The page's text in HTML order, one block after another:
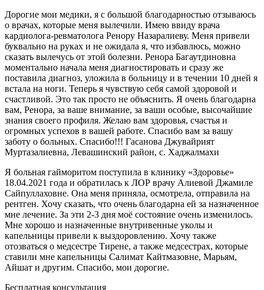
Дорогие мои медики, я с большой благодарностью отзываюсь
о врачах, которые меня вылечили. Имею ввиду врача
кардиолога-ревматолога Ренору Назаралиеву. Меня привели
буквально на руках и не ожидала я, что избавлюсь, можно
сказать вылечусь от этой болезни. Ренора Багаутдиновна
моментально начала меня диагностировать и сразу же
поставила диагноз, уложила в больницу и в течении 10 дней я
встала на ноги. Теперь я чувствую себя самой здоровой и
счастливой. Это так просто не объяснить. Я очень благодарна
вам, Ренора, за ваше внимание, за ваши особые, высочайшие
знания своего профиля. Желаю вам здоровья, счастья и
огромных успехов в вашей работе. Спасибо вам за вашу
заботу о больных. Спасибо!!! Гасанова Джувайрият
Муртазалиевна, Левашинский район, с. Хаджалмахи
Я больная гайморитом поступила в клинику «Здоровье»
18.04.2021 года и обратилась к ЛОР врачу Алиевой Джамиле
Сайпуллаховне. Она меня приняла, осмотрела, отправила на
рентген. Хочу сказать, что очень благодарна ей за назначенное
мне лечение. За эти 2-3 дня моё состояние очень изменилось.
Мне хорошо и назначенные внутривенные уколы и
капельницы привели к выздоровлению. Хочу также
отозваться о медсестре Тирене, а также медсестрах, которые
ставили мне капельницы Салимат Кайтмазовне, Марьям,
Айшат и другим. Спасибо, мои дорогие.
Бесплатная консультация